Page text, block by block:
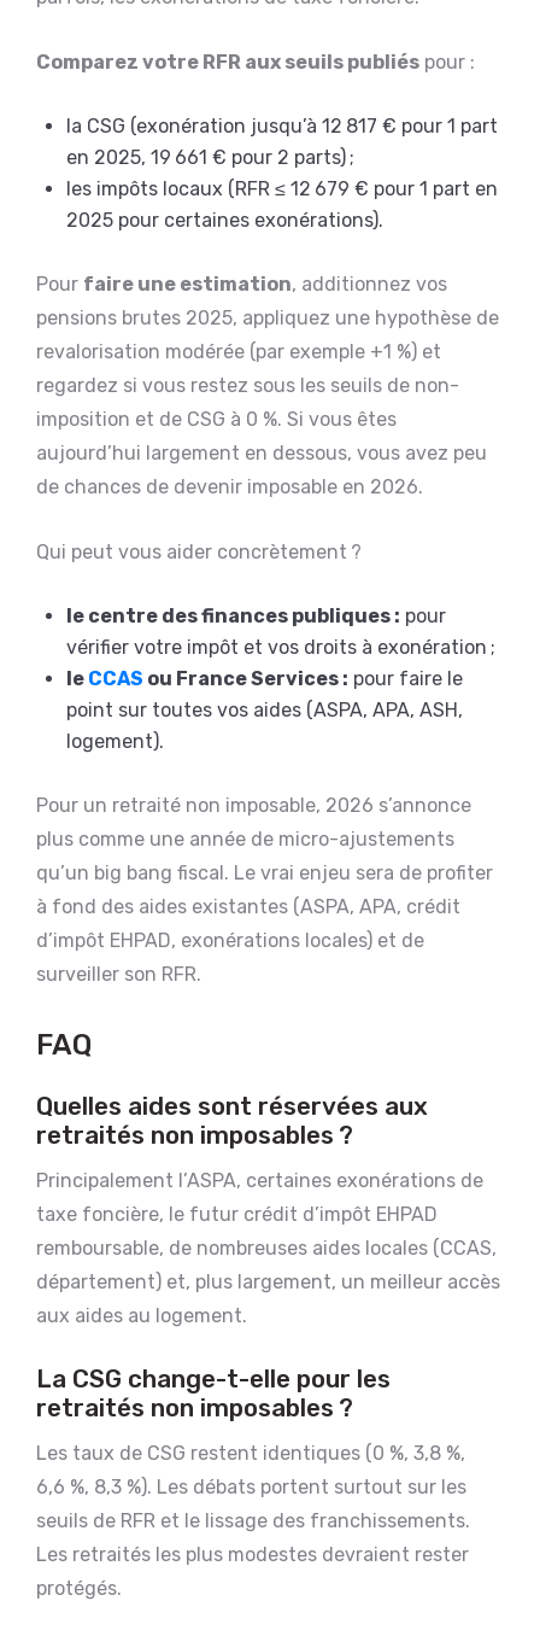
Comparez votre RFR aux seuils publiés pour :
la CSG (exonération jusqu’à 12 817 € pour 1 part
en 2025, 19 661 € pour 2 parts) ;
les impôts locaux (RFR ≤ 12 679 € pour 1 part en
2025 pour certaines exonérations).
Pour faire une estimation, additionnez vos
pensions brutes 2025, appliquez une hypothèse de
revalorisation modérée (par exemple +1 %) et
regardez si vous restez sous les seuils de non-
imposition et de CSG à 0 %. Si vous êtes
aujourd’hui largement en dessous, vous avez peu
de chances de devenir imposable en 2026.
Qui peut vous aider concrètement ?
le centre des finances publiques : pour
vérifier votre impôt et vos droits à exonération ;
le CCAS ou France Services : pour faire le
point sur toutes vos aides (ASPA, APA, ASH,
logement).
Pour un retraité non imposable, 2026 s’annonce
plus comme une année de micro-ajustements
qu’un big bang fiscal. Le vrai enjeu sera de profiter
à fond des aides existantes (ASPA, APA, crédit
d’impôt EHPAD, exonérations locales) et de
surveiller son RFR.
FAQ
Quelles aides sont réservées aux
retraités non imposables ?
Principalement l’ASPA, certaines exonérations de
taxe foncière, le futur crédit d’impôt EHPAD
remboursable, de nombreuses aides locales (CCAS,
département) et, plus largement, un meilleur accès
aux aides au logement.
La CSG change-t-elle pour les
retraités non imposables ?
Les taux de CSG restent identiques (0 %, 3,8 %,
6,6 %, 8,3 %). Les débats portent surtout sur les
seuils de RFR et le lissage des franchissements.
Les retraités les plus modestes devraient rester
protégés.